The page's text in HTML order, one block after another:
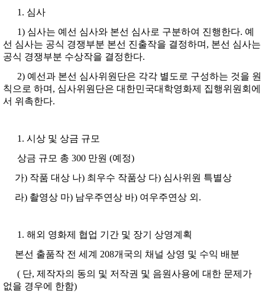
심사
1) 심사는 예선 심사와 본선 심사로 구분하여 진행한다. 예
선 심사는 공식 경쟁부분 본선 진출작을 결정하며, 본선 심사는
공식 경쟁부분 수상작을 결정한다.
2) 예선과 본선 심사위원단은 각각 별도로 구성하는 것을 원
칙으로 하며, 심사위원단은 대한민국대학영화제 집행위원회에
서 위촉한다.
시상 및 상금 규모
상금 규모 총 300 만원 (예정)
가) 작품 대상 나) 최우수 작품상 다) 심사위원 특별상
라) 촬영상 마) 남우주연상 바) 여우주연상 외.
해외 영화제 협업 기간 및 장기 상영계획
본선 출품작 전 세계 208개국의 채널 상영 및 수익 배분
( 단, 제작자의 동의 및 저작권 및 음원사용에 대한 문제가
없을 경우에 한함)